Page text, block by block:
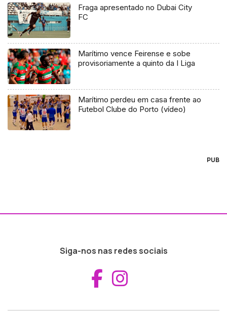
Fraga apresentado no Dubai City
FC
Marítimo vence Feirense e sobe
provisoriamente a quinto da I Liga
Marítimo perdeu em casa frente ao
Futebol Clube do Porto (vídeo)
PUB
Siga-nos nas redes sociais
Aceder ao